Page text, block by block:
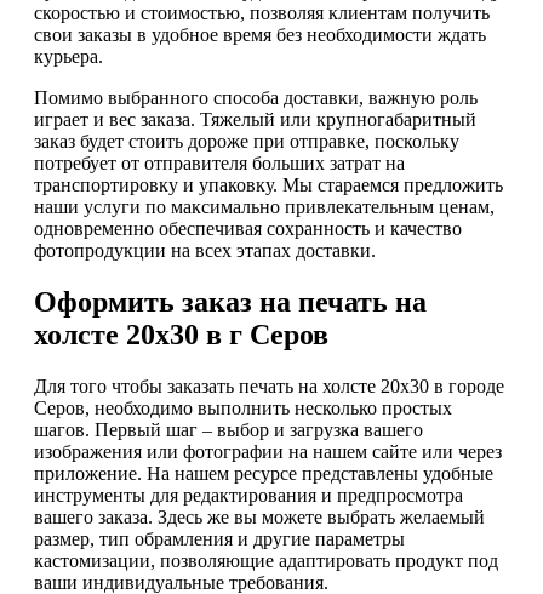
скоростью и стоимостью, позволяя клиентам получить
свои заказы в удобное время без необходимости ждать
курьера.
Помимо выбранного способа доставки, важную роль
играет и вес заказа. Тяжелый или крупногабаритный
заказ будет стоить дороже при отправке, поскольку
потребует от отправителя больших затрат на
транспортировку и упаковку. Мы стараемся предложить
наши услуги по максимально привлекательным ценам,
одновременно обеспечивая сохранность и качество
фотопродукции на всех этапах доставки.
Оформить заказ на печать на
холсте 20х30 в г Серов
Для того чтобы заказать печать на холсте 20х30 в городе
Серов, необходимо выполнить несколько простых
шагов. Первый шаг – выбор и загрузка вашего
изображения или фотографии на нашем сайте или через
приложение. На нашем ресурсе представлены удобные
инструменты для редактирования и предпросмотра
вашего заказа. Здесь же вы можете выбрать желаемый
размер, тип обрамления и другие параметры
кастомизации, позволяющие адаптировать продукт под
ваши индивидуальные требования.